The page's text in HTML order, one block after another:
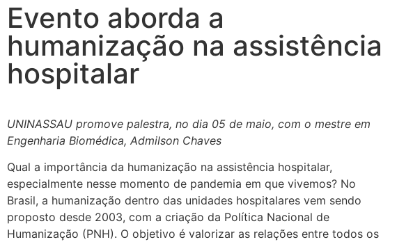
Evento aborda a
humanização na assistência
hospitalar
UNINASSAU promove palestra, no dia 05 de maio, com o mestre em
Engenharia Biomédica, Admilson Chaves
Qual a importância da humanização na assistência hospitalar,
especialmente nesse momento de pandemia em que vivemos? No
Brasil, a humanização dentro das unidades hospitalares vem sendo
proposto desde 2003, com a criação da Política Nacional de
Humanização (PNH). O objetivo é valorizar as relações entre todos os